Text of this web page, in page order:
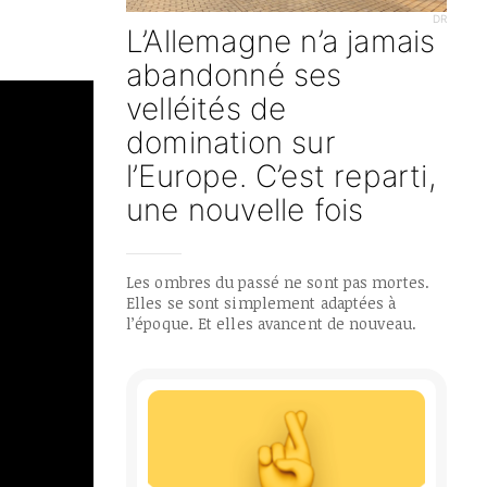
DR
L’Allemagne n’a jamais
abandonné ses
velléités de
domination sur
l’Europe. C’est reparti,
une nouvelle fois
Les ombres du passé ne sont pas mortes.
Elles se sont simplement adaptées à
l’époque. Et elles avancent de nouveau.